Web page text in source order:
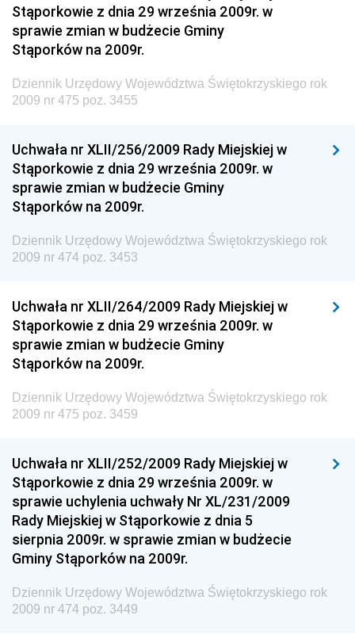
Gospodarki Żywnościowej
Dziennik Urzędowy Ministra Rodziny, Pracy i Polityki
Społecznej
Dziennik Urzędowy Ministra Cyfryzacji
Budownictwa
Dziennik Urzędowy Ministra Gospodarki Morskiej i
Żeglugi Śródlądowej
Dziennik Urzędowy Ministra Energii
Dziennik Urzędowy Ministra Finansów
Dziennik Urzędowy Ministra Rozwoju i Finansów
Dziennik Urzędowy Wyższego Urzędu Górniczego
Dziennik Urzędowy Prezesa Urzędu Transportu
Dziennik Urzędowy Ministra Przedsiębiorczości i
Dziennik Urzędowy Ministra Inwestycji i Rozwoju
Dziennik Urzędowy Naczelnego Dyrektora Archiwów
Państwowych
Dziennik Urzędowy Ministra Finansów, Inwestycji i
Rozwoju
Dziennik Urzędowy Ministra Sportu
Stąporkowie z dnia 29 września 2009r. w
sprawie zmian w budżecie Gminy
Stąporków na 2009r.
Dziennik Urzędowy Województwa Świętokrzyskiego rok
2009 nr 475 poz. 3455
Uchwała nr XLII/256/2009 Rady Miejskiej w
Stąporkowie z dnia 29 września 2009r. w
sprawie zmian w budżecie Gminy
Stąporków na 2009r.
Dziennik Urzędowy Województwa Świętokrzyskiego rok
2009 nr 474 poz. 3453
Uchwała nr XLII/264/2009 Rady Miejskiej w
Stąporkowie z dnia 29 września 2009r. w
sprawie zmian w budżecie Gminy
Stąporków na 2009r.
Dziennik Urzędowy Województwa Świętokrzyskiego rok
2009 nr 475 poz. 3459
Uchwała nr XLII/252/2009 Rady Miejskiej w
Stąporkowie z dnia 29 września 2009r. w
sprawie uchylenia uchwały Nr XL/231/2009
Rady Miejskiej w Stąporkowie z dnia 5
sierpnia 2009r. w sprawie zmian w budżecie
Gminy Stąporków na 2009r.
Dziennik Urzędowy Województwa Świętokrzyskiego rok
2009 nr 474 poz. 3449